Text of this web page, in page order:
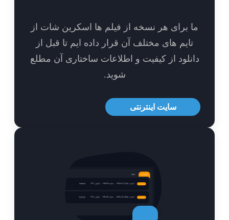
برای هر نسخه از فیلم ها اسکرین شات از
های مختلف آن قرار داده ایم تا قبل از
از کیفیت و اطلاعات ساختاری آن مطلع
سایت اینترنتی